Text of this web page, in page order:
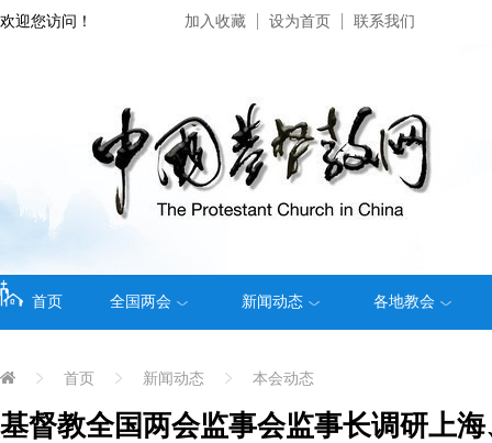
欢迎您访问！ 加入收藏 设为首页 联系我们
首页 全国两会 新闻动态 各地教会
首页 新闻动态 本会动态
基督教全国两会监事会监事长调研上